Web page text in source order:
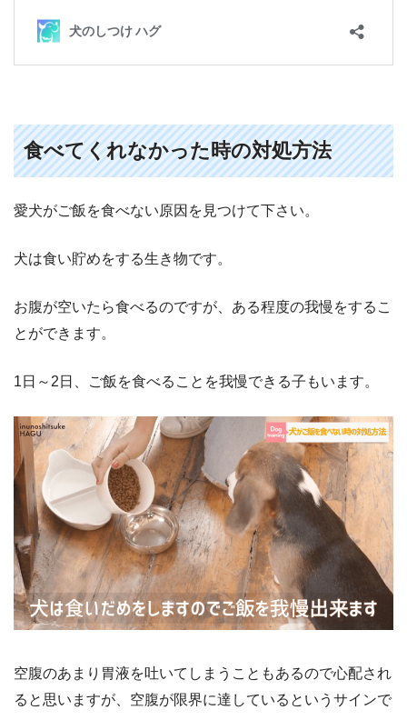
食べてくれなかった時の対処方法
愛犬がご飯を食べない原因を見つけて下さい。
犬は食い貯めをする生き物です。
お腹が空いたら食べるのですが、ある程度の我慢をするこ
とができます。
1日～2日、ご飯を食べることを我慢できる子もいます。
空腹のあまり胃液を吐いてしまうこともあるので心配され
ると思いますが、空腹が限界に達しているというサインで